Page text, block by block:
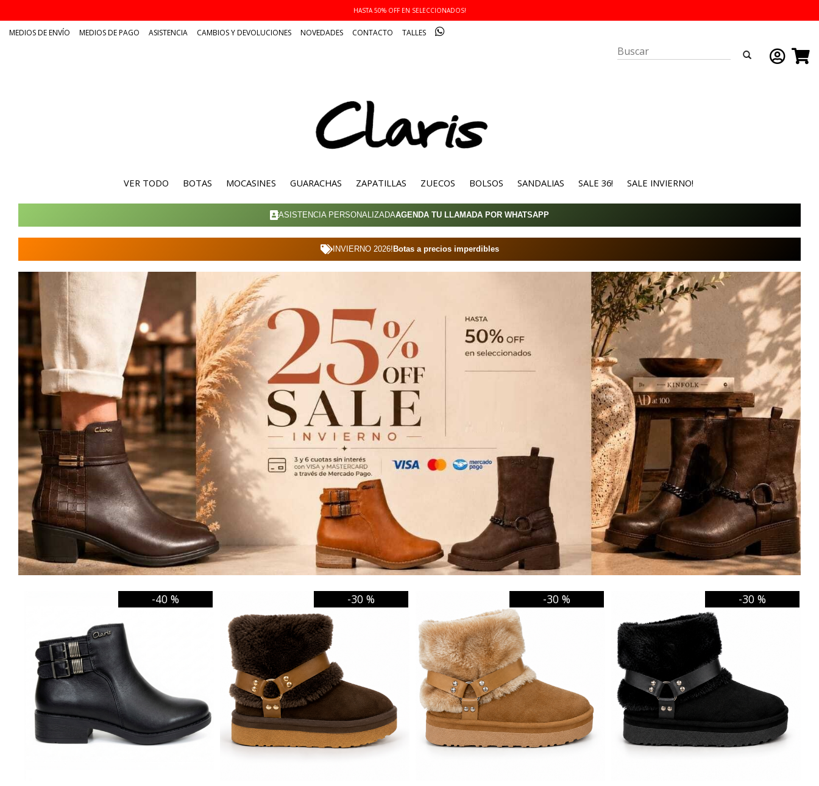
3 Y 6 CUOTAS SIN INTERÉS!
MEDIOS DE ENVÍO MEDIOS DE PAGO ASISTENCIA CAMBIOS Y DEVOLUCIONES NOVEDADES CONTACTO TALLES
VER TODO BOTAS MOCASINES GUARACHAS ZAPATILLAS ZUECOS BOLSOS SANDALIAS SALE 36! SALE INVIERNO!
ASISTENCIA PERSONALIZADAAGENDA TU LLAMADA POR WHATSAPP
INVIERNO 2026! Botas a precios imperdibles
-40 % -30 % -30 % -30 %